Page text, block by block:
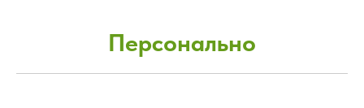
Персонально